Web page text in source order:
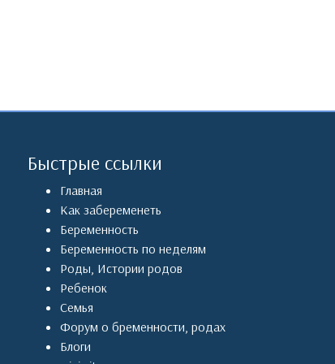
Быстрые ссылки
Главная
Как забеременеть
Беременность
Беременность по неделям
Роды, Истории родов
Ребенок
Семья
Форум о бременности, родах
Блоги